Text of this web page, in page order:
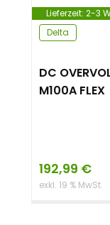
Lieferzeit: 2-3
Delta
DC
M100A FLEX
192,99 €
exkl. 19 % MwSt.